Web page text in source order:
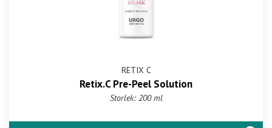
RETIX C
Retix.C Pre-Peel Solution
Storlek: 200 ml